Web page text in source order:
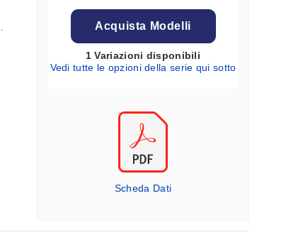
Acquista Modelli
1 Variazioni disponibili
Vedi tutte le opzioni della serie qui sotto
Scheda Dati